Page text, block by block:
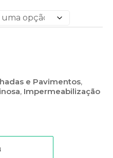
e Pavimentos,
, Impermeabilização